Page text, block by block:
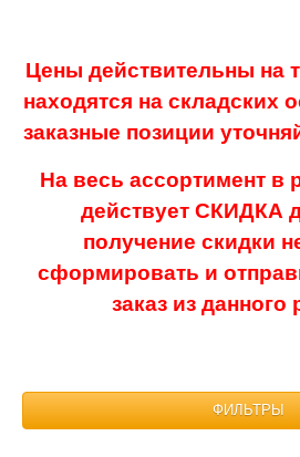
Цены действительны на
находятся на складских
заказные позиции
На весь ассортимент в
действует СКИДКА
получение скидки
сформировать и
заказ из данного
ФИЛЬТРЫ